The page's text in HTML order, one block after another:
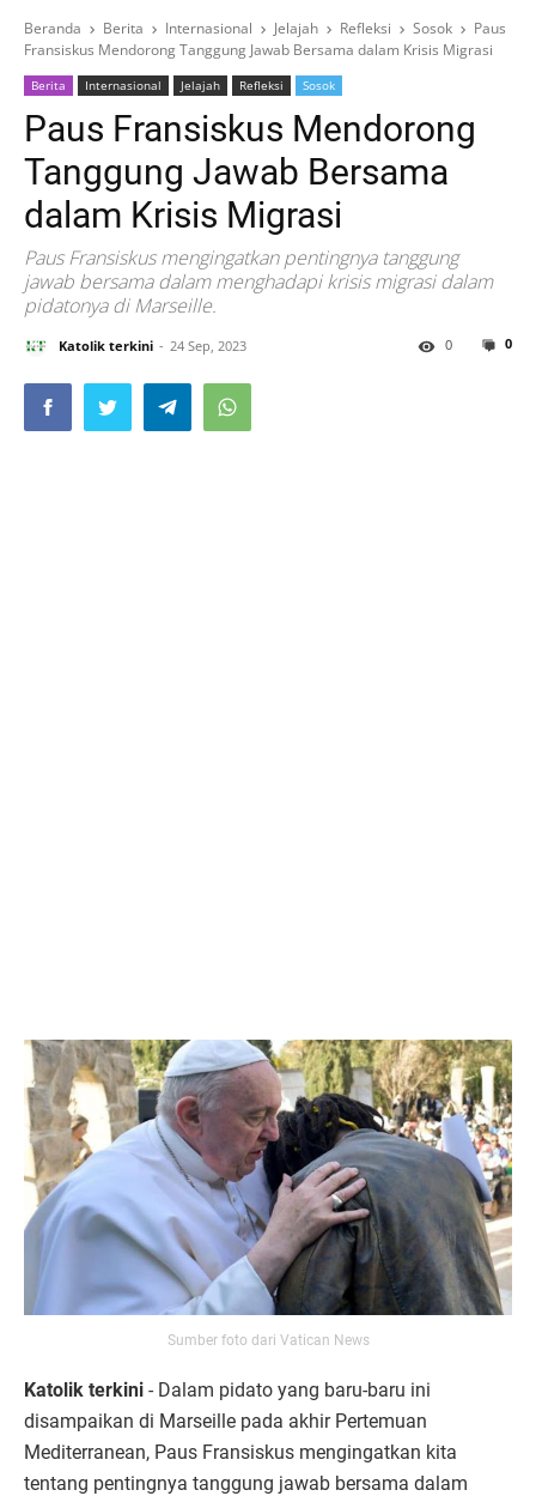
Beranda Berita Internasional Jelajah Refleksi Sosok
Paus
Fransiskus Mendorong Tanggung Jawab Bersama dalam Krisis Migrasi
Berita Internasional Jelajah Refleksi Sosok
Paus Fransiskus Mendorong
Tanggung Jawab Bersama
dalam Krisis Migrasi
Paus Fransiskus mengingatkan pentingnya tanggung
jawab bersama dalam menghadapi krisis migrasi dalam
pidatonya di Marseille.
Katolik terkini 24 Sep, 2023 0
0
Sumber foto dari Vatican News
Katolik terkini - Dalam pidato yang baru-baru ini
disampaikan di Marseille pada akhir Pertemuan
Mediterranean, Paus Fransiskus mengingatkan kita
tentang pentingnya tanggung jawab bersama dalam